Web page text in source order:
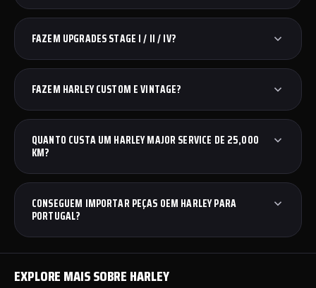
FAZEM UPGRADES STAGE I / II / IV?
FAZEM HARLEY CUSTOM E VINTAGE?
QUANTO CUSTA UM HARLEY MAJOR SERVICE DE 25,000
KM?
CONSEGUEM IMPORTAR PEÇAS OEM HARLEY PARA
PORTUGAL?
EXPLORE MAIS SOBRE HARLEY